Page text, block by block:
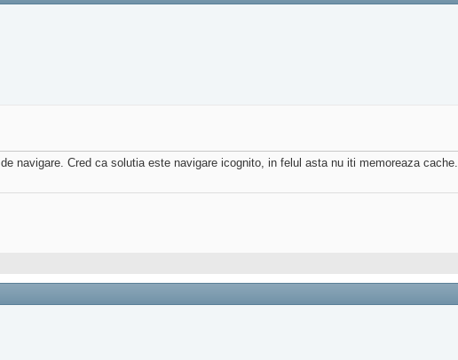
navigare. Cred ca solutia este navigare icognito, in felul asta nu iti memoreaza cache.